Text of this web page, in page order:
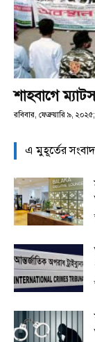
শাহবাগে
রবিবার, ফেব্রুয়ারি ৯,
এ মুহূর্তের সংবাদ